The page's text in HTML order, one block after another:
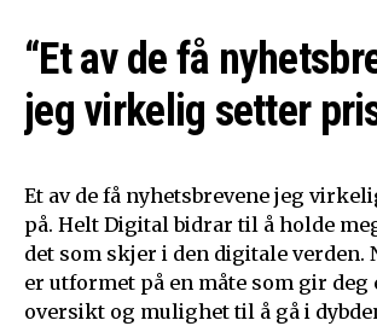
“Et av de få
jeg virkelig setter
Et av de få nyhetsbrevene jeg
på. Helt Digital bidrar til å holde
det som skjer i den digitale verden.
er utformet på en måte som gir deg
oversikt og mulighet til å gå i